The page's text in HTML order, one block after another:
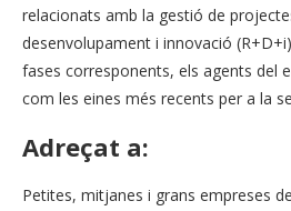
relacionats amb la gestió de
desenvolupament i innovació
fases corresponents, els agents del
com les eines més recents per a la
Adreçat a:
Petites, mitjanes i grans empreses